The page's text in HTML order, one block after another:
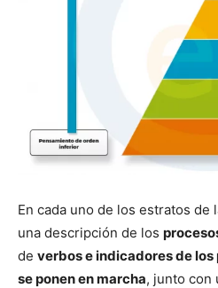
En cada uno de los estratos de
una descripción de los
de verbos e indicadores de
se ponen en marcha, junto con